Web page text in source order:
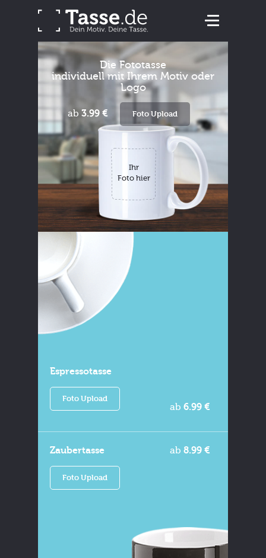
Die Fototasse
individuell mit Ihrem Motiv oder
Logo
ab 3.99 € Foto Upload
Ihr
Foto hier
Espressotasse
ab 6.99 €
Foto Upload
Zaubertasse ab 8.99 €
Foto Upload